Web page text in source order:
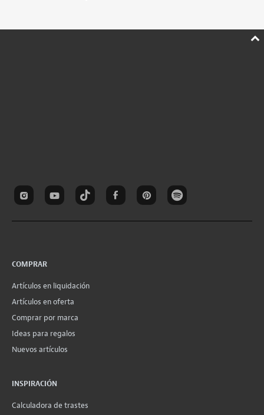
COMPRAR
Artículos en liquidación
Artículos en oferta
Comprar por marca
Ideas para regalos
Nuevos artículos
INSPIRACIÓN
Calculadora de trastes